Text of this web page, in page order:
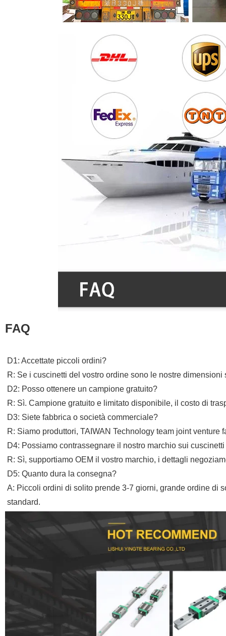
FAQ
D1: Accettate piccoli ordini?
R: Se i cuscinetti del vostro ordine sono le nostre
D2: Posso ottenere un campione gratuito?
R: Sì. Campione gratuito e limitato disponibile, il costo di
D3: Siete fabbrica o società commerciale?
R: Siamo produttori, TAIWAN Technology team joint venture
D4: Possiamo contrassegnare il nostro marchio sui
R: Sì, supportiamo OEM il vostro marchio, i dettagli
D5: Quanto dura la consegna?
A: Piccoli ordini di solito prende 3-7 giorni, grande ordine di
standard.